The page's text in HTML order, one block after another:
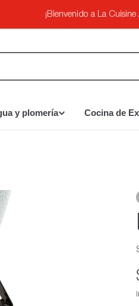
¡Bienvenido a La
y plomería Cocina de